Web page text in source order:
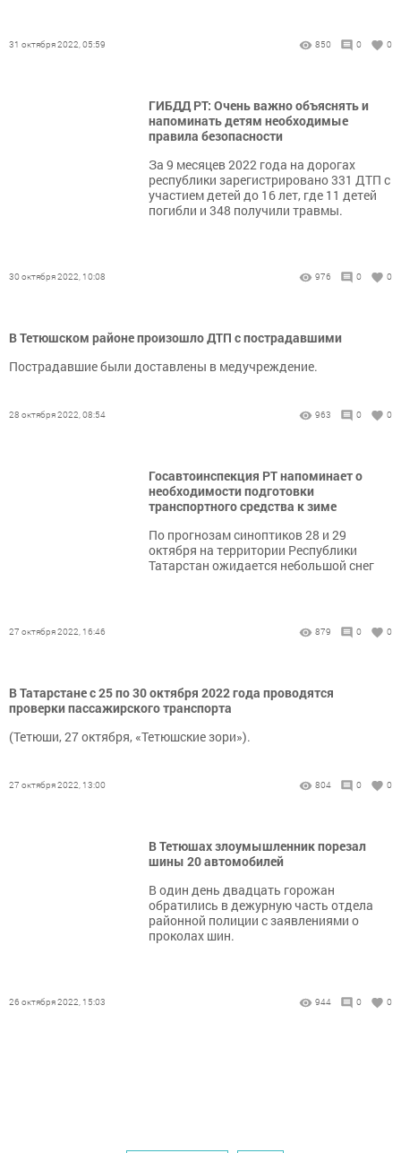
31 октября 2022, 05:59 850 0 0
ГИБДД РТ: Очень важно объяснять и
напоминать детям необходимые
правила безопасности
За 9 месяцев 2022 года на дорогах
республики зарегистрировано 331 ДТП с
участием детей до 16 лет, где 11 детей
погибли и 348 получили травмы.
30 октября 2022, 10:08 976 0 0
В Тетюшском районе произошло ДТП с пострадавшими
Пострадавшие были доставлены в медучреждение.
28 октября 2022, 08:54 963 0 0
Госавтоинспекция РТ напоминает о
необходимости подготовки
транспортного средства к зиме
По прогнозам синоптиков 28 и 29
октября на территории Республики
Татарстан ожидается небольшой снег
27 октября 2022, 16:46 879 0 0
В Татарстане с 25 по 30 октября 2022 года проводятся
проверки пассажирского транспорта
(Тетюши, 27 октября, «Тетюшские зори»).
27 октября 2022, 13:00 804 0 0
В Тетюшах злоумышленник порезал
шины 20 автомобилей
В один день двадцать горожан
обратились в дежурную часть отдела
районной полиции с заявлениями о
проколах шин.
26 октября 2022, 15:03 944 0 0